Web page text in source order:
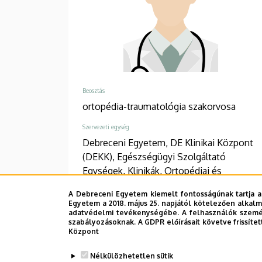
A Debreceni Egyetem kiemelt fontosságúnak
Egyetem a 2018. május 25. napjától kötelezően
adatvédelmi tevékenységébe. A felhasználók
szabályozásoknak. A GDPR előírásait követve
Központ
Nélkülözhetetlen sütik
Beosztás
ortopédia-traumatológia szakorvosa
Szervezeti egység
Debreceni Egyetem, DE Klinikai Központ
(DEKK), Egészségügyi Szolgáltató
Egységek, Klinikák, Ortopédiai és
Telefon
+36 52 511 777 / 1128
4031 Debrecen Bartók Béla út 2-26